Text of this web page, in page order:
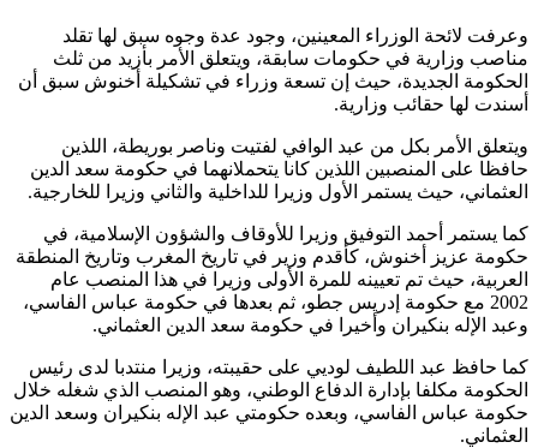
وعرفت لائحة الوزراء المعينين، وجود عدة وجوه سبق لها تقلد
مناصب وزارية في حكومات سابقة، ويتعلق الأمر بأزيد من ثلث
الحكومة الجديدة، حيث إن تسعة وزراء في تشكيلة أخنوش سبق أن
أسندت لها حقائب وزارية.
ويتعلق الأمر بكل من عبد الوافي لفتيت وناصر بوريطة، اللذين
حافظا على المنصبين اللذين كانا يتحملانهما في حكومة سعد الدين
العثماني، حيث يستمر الأول وزيرا للداخلية والثاني وزيرا للخارجية.
كما يستمر أحمد التوفيق وزيرا للأوقاف والشؤون الإسلامية، في
حكومة عزيز أخنوش، كأقدم وزير في تاريخ المغرب وتاريخ المنطقة
العربية، حيث تم تعيينه للمرة الأولى وزيرا في هذا المنصب عام
2002 مع حكومة إدريس جطو، ثم بعدها في حكومة عباس الفاسي،
وعبد الإله بنكيران وأخيرا في حكومة سعد الدين العثماني.
كما حافظ عبد اللطيف لوديي على حقيبته، وزيرا منتدبا لدى رئيس
الحكومة مكلفا بإدارة الدفاع الوطني، وهو المنصب الذي شغله خلال
حكومة عباس الفاسي، وبعده حكومتي عبد الإله بنكيران وسعد الدين
العثماني.